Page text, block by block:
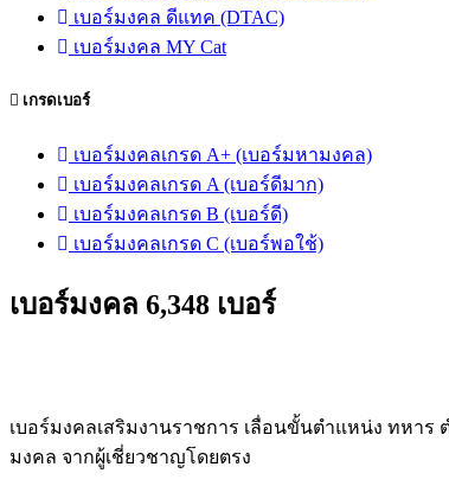
เบอร์มงคล ดีแทค (DTAC)
เบอร์มงคล MY Cat
เกรดเบอร์
เบอร์มงคลเกรด A+ (เบอร์มหามงคล)
เบอร์มงคลเกรด A (เบอร์ดีมาก)
เบอร์มงคลเกรด B (เบอร์ดี)
เบอร์มงคลเกรด C (เบอร์พอใช้)
เบอร์มงคล 6,348 เบอร์
เบอร์มงคลเสริมงานราชการ เลื่อนขั้นตำแหน่ง ทหา
มงคล จากผู้เชี่ยวชาญโดยตรง